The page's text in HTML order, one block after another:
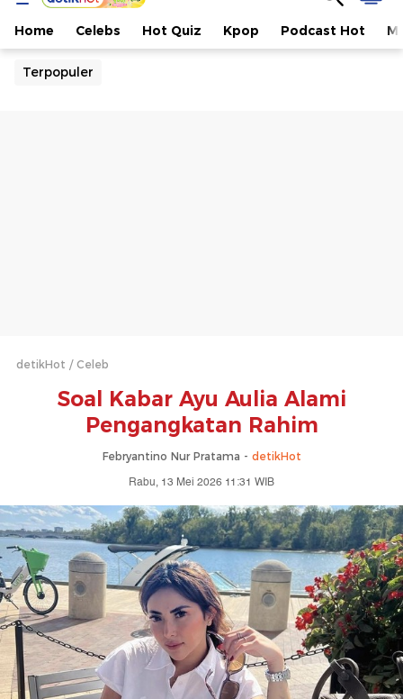
Home Celebs Hot Quiz Kpop Podcast Hot
Terpopuler
detikHot Celeb
Soal Kabar Ayu Aulia Alami
Pengangkatan Rahim
Febryantino Nur Pratama - detikHot
Rabu, 13 Mei 2026 11:31 WIB